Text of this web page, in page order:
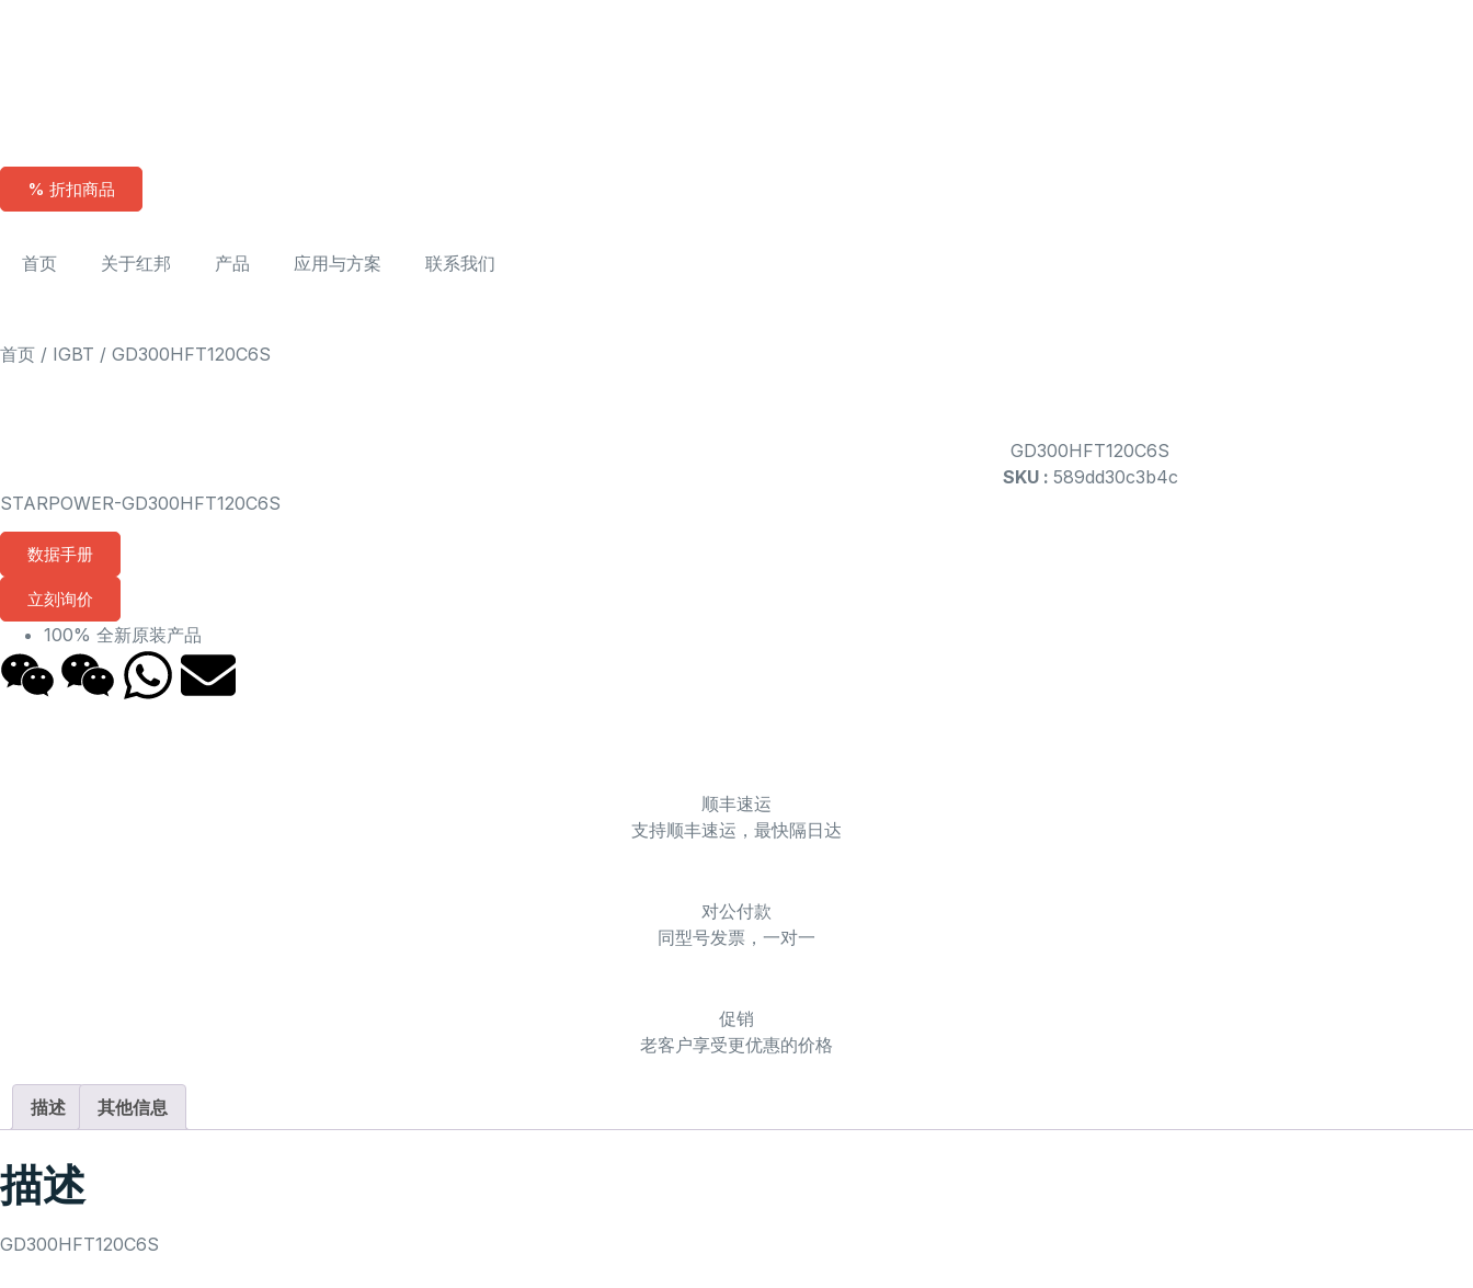
% 折扣商品
首页 关于红邦 产品 应用与方案 联系我们
首页 / IGBT / GD300HFT120C6S
GD300HFT120C6S
SKU : 589dd30c3b4c
STARPOWER-GD300HFT120C6S
数据手册
立刻询价
100% 全新原装产品
顺丰速运
支持顺丰速运，最快隔日达
对公付款
同型号发票，一对一
促销
老客户享受更优惠的价格
描述 其他信息
描述
GD300HFT120C6S